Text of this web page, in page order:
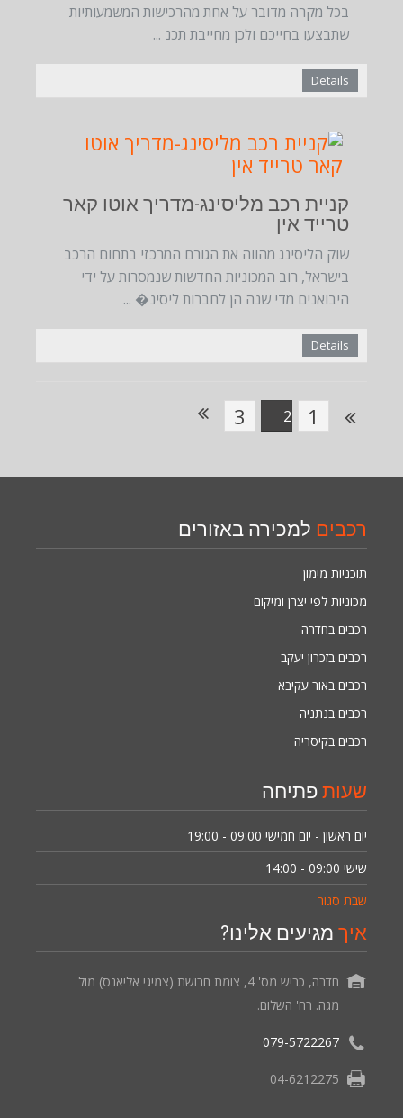
בכל מקרה מדובר על אחת מהרכישות המשמעותיות
שתבצעו בחייכם ולכן מחייבת תכנ ...
Details
Date: March
27, 2015
קניית רכב מליסינג-מדריך אוטו קאר
טרייד אין
שוק הליסינג מהווה את הגורם המרכזי בתחום הרכב
בישראל, רוב המכוניות החדשות שנמסרות על ידי
היבואנים מדי שנה הן לחברות ליסינ� ...
Details
1
2
3
רכבים למכירה באזורים
תוכניות מימון
מכוניות לפי יצרן ומיקום
רכבים בחדרה
רכבים בזכרון יעקב
רכבים באור עקיבא
רכבים בנתניה
רכבים בקיסריה
שעות פתיחה
09:00 - 19:00 יום ראשון - יום חמישי
09:00 - 14:00 שישי
שבת סגור
איך מגיעים אלינו?
חדרה, כביש מס' 4, צומת חרושת (צמיגי אליאנס) מול
מגה. רח' השלום.
079-5722267
04-6212275